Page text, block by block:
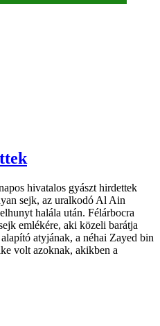
hivatalos gyászt hirdettek
sejk, az uralkodó Al Ain
halála után. Félárbocra
emlékére, aki közeli barátja
atyjának, a néhai Zayed bin
volt azoknak, akikben a